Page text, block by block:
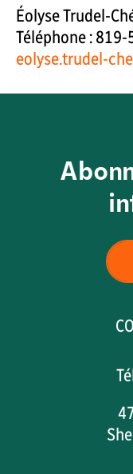
Éolyse Trudel-
Téléphone :
eolyse.trudel-